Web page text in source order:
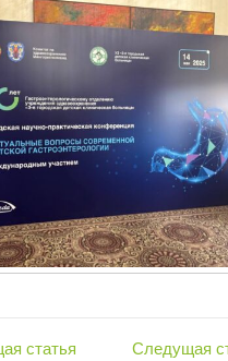
статья Следущая